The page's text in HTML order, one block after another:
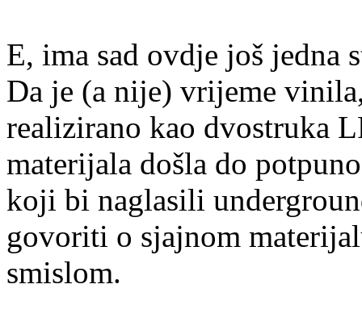
E, ima sad ovdje još jedna
Da je (a nije) vrijeme
realizirano kao dvostruka
materijala došla do
koji bi naglasili
govoriti o sjajnom
smislom.